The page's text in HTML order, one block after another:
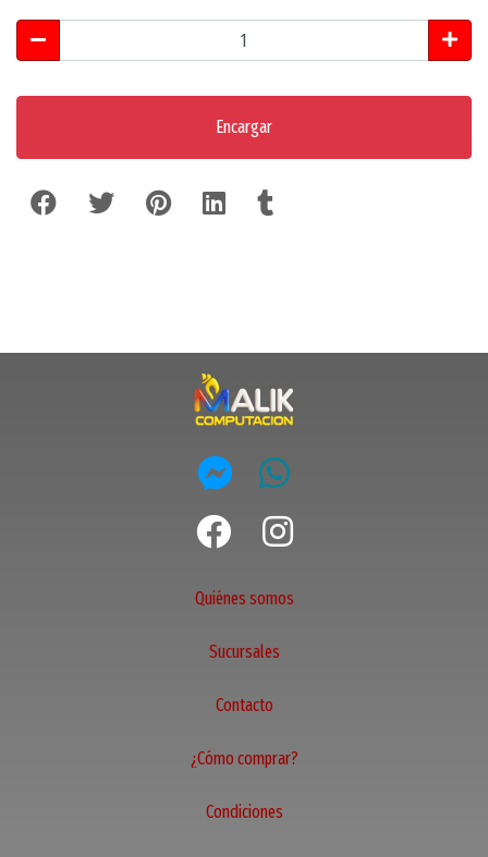
Encargar
Quiénes somos
Sucursales
Contacto
¿Cómo comprar?
Condiciones